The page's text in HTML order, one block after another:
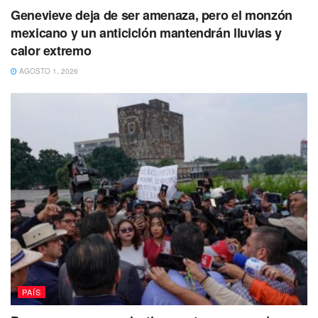
Guzmán López, identificado como El Ratón,fue
trasladado desde Culiacán a la Ciudad de Méxicoen
medio de bloqueos y enfrentamientos de fuerzas federales
y delincuentes que buscaban ponerlo nuevamente en
Genevieve deja de ser amenaza, pero el monzón
mexicano y un anticiclón mantendrán lluvias y
calor extremo
AGOSTO 1, 2026
PAÍS